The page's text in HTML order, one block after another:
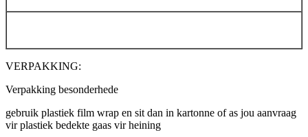
VERPAKKING:
Verpakking besonderhede
gebruik plastiek film wrap en sit dan in kartonne of as jou aanvraag
vir plastiek bedekte gaas vir heining